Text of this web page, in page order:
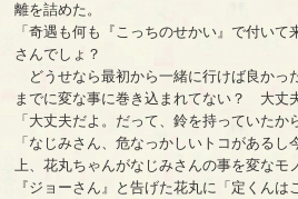
離を詰めた。
「奇遇も何も『こっちのせかい』で付い
さんでしょ？
どうせなら最初から一緒に行けば良かっ
までに変な事に巻き込まれてない？ 大丈
「大丈夫だよ。だって、鈴を持っていたか
「なじみさん、危なっかしいトコがあるし
上、花丸ちゃんがなじみさんの事を変なモ
『ジョーさん』と告げた花丸に「定くん